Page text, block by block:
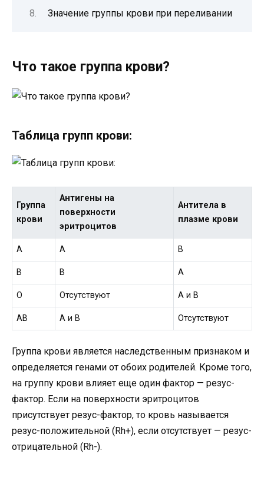
Значение группы крови при переливании
Что такое группа крови?
Таблица групп крови:
Группа
крови
Антигены на
поверхности
эритроцитов
Антитела в
плазме крови
А А В
В В А
О Отсутствуют А и В
АВ А и В Отсутствуют
Группа крови является наследственным признаком и
определяется генами от обоих родителей. Кроме того,
на группу крови влияет еще один фактор — резус-
фактор. Если на поверхности эритроцитов
присутствует резус-фактор, то кровь называется
резус-положительной (Rh+), если отсутствует — резус-
отрицательной (Rh-).